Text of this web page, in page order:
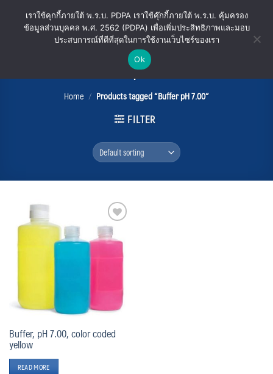
Buffer pH 7.00
Home / Products tagged “Buffer pH 7.00”
FILTER
Add
to
wishlist
Buffer, pH 7.00, color coded
yellow
READ MORE
เราใช้คุกกี้ภายใต้ พ.ร.บ. PDPA เราใช้คุ๊กกี้ภายใต้ พ.ร.บ. คุ้มครอง
ข้อมูลส่วนบุคคล พ.ศ. 2562 (PDPA) เพื่อเพิ่มประสิทธิภาพและมอบ
ประสบการณ์ที่ดีที่สุดในการใช้งานเว็บไซร์ของเรา
Ok